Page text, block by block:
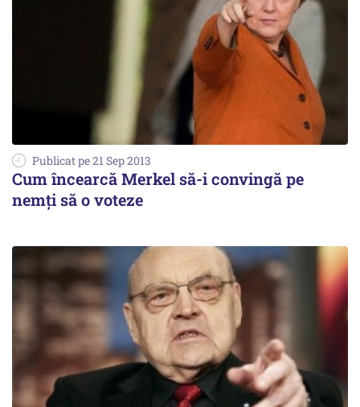
Publicat pe 21 Sep 2013
Cum încearcă Merkel să-i convingă pe
nemți să o voteze